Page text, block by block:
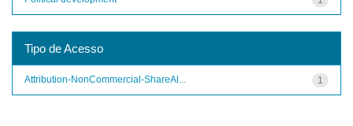
Tipo de Acesso
1
Attribution-NonCommercial-ShareAl...